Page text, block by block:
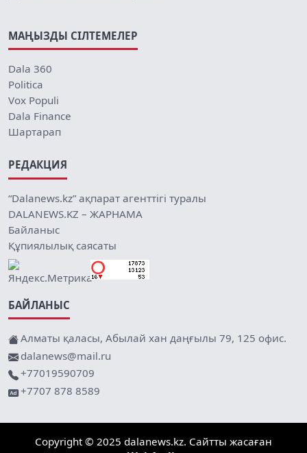
МАҢЫЗДЫ СІЛТЕМЕЛЕР
Dala 360
Politica
Vox Populi
Dala Finance
Шартарап
РЕДАКЦИЯ
“Dalanews.kz” ақпарат агенттігі туралы
DALANEWS.KZ – ЖАРНАМА
Байланыс
Құпиялылық саясаты
БАЙЛАНЫС
Алматы қаласы, Абылай хан даңғылы 79, 125 офис.
dalanews@mail.ru
+77019590709
+7707 878 8589
Copyright © 2025 dalanews.kz. Сайтты жасаған